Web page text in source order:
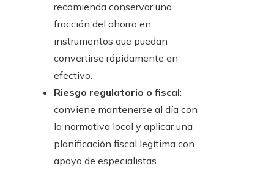
recomienda conservar una
fracción del ahorro en
instrumentos que puedan
convertirse rápidamente en
efectivo.
Riesgo regulatorio o fiscal:
conviene mantenerse al día con
la normativa local y aplicar una
planificación fiscal legítima con
apoyo de especialistas.